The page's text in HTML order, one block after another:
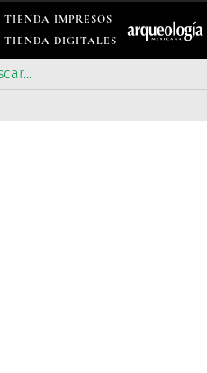
TIENDA IMPRESOS
TIENDA DIGITALES